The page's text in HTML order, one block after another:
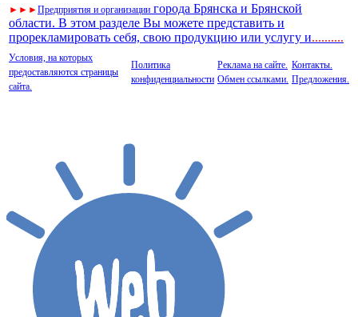
► ► ►Предприятия и организации города Брянска и Брянской
области. В этом разделе Вы можете представить и
прорекламировать себя, свою продукцию или услугу и..........
Условия, на которых
предоставляются страницы
сайта.
Политика
конфиденциальности
Реклама на сайте.
Обмен ссылками.
Контакты.
Предложения.